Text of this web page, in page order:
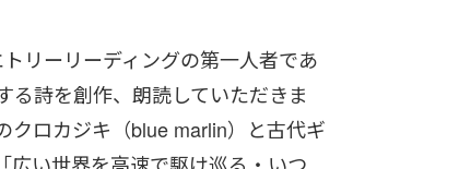
リーリーディングの第一人者であ
る詩を創作、朗読していただきま
クロカジキ（blue marlin）と古代ギ